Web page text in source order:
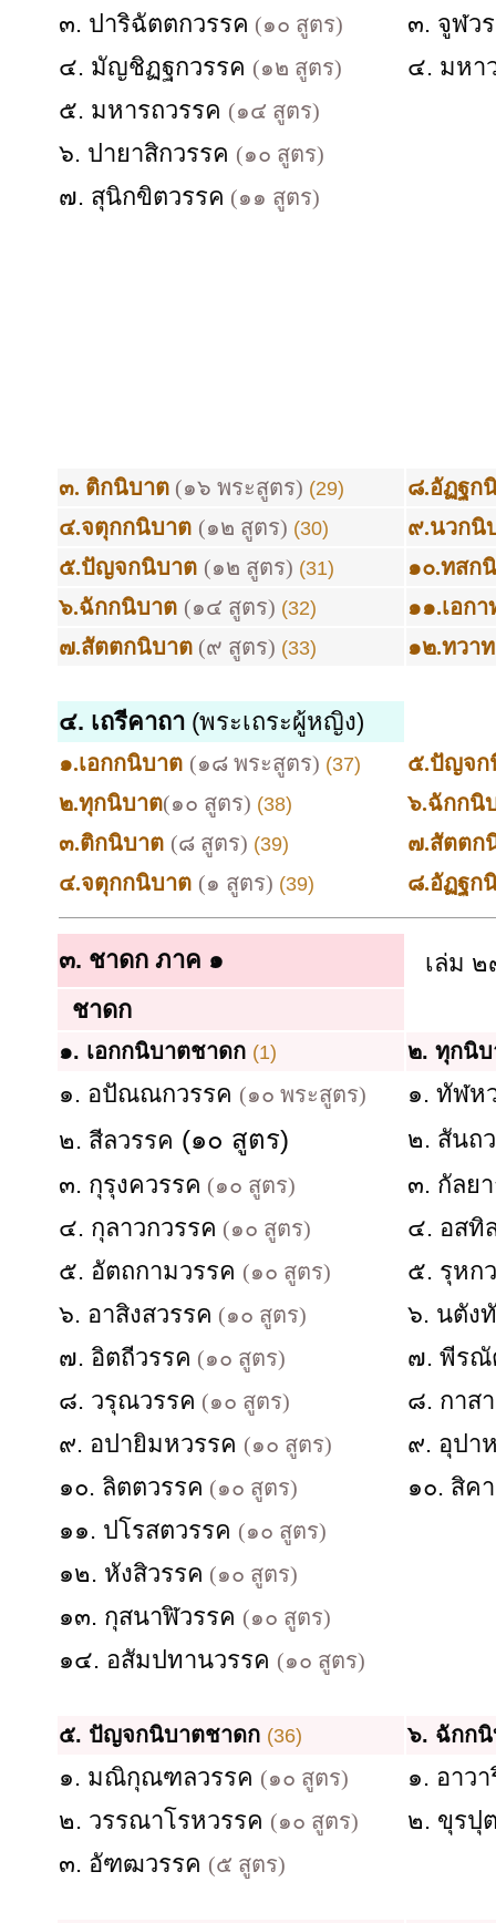
๓. ปาริฉัตตกวรรค (๑๐ สูตร)
๓. จูฬว
๔. มัญชิฏฐกวรรค (๑๒ สูตร)
๔. มหา
๕. มหารถวรรค (๑๔ สูตร)
๖. ปายาสิกวรรค (๑๐ สูตร)
๗. สุนิกขิตวรรค (๑๑ สูตร)
๓. ติกนิบาต (๑๖ พระสูตร) (29)
๘.อัฏฐก
๔.จตุกกนิบาต (๑๒ สูตร) (30)
๙.นวกนิ
๕.ปัญจกนิบาต (๑๒ สูตร) (31)
๑๐.ทสก
๖.ฉักกนิบาต (๑๔ สูตร) (32)
๑๑.เอก
๗.สัตตกนิบาต (๙ สูตร) (33) ๑๒.ทวา
๔. เถรีคาถา (พระเถระผู้หญิง)
๑.เอกกนิบาต (๑๘ พระสูตร) (37)
๕.ปัญจก
๒.ทุกนิบาต(๑๐ สูตร) (38)
๖.ฉักกนิ
๓.ติกนิบาต (๘ สูตร) (39)
๗.สัตตก
๔.จตุกกนิบาต (๑ สูตร) (39) ๘.อัฏฐก
๓. ชาดก ภาค ๑
เล่ม
ชาดก
๑. เอกกนิบาตชาดก (1) ๒. ทุกนิ
๑. อปัณณกวรรค (๑๐ พระสูตร)
๑. ทัฬห
๒. สีลวรรค (๑๐ สูตร)
๒. สันถ
๓. กุรุงควรรค (๑๐ สูตร)
๓. กัลย
๔. กุลาวกวรรค (๑๐ สูตร)
๔. อสทิ
๕. อัตถกามวรรค (๑๐ สูตร)
๕. รุหก
๖. อาสิงสวรรค (๑๐ สูตร)
๖. นตัง
๗. อิตถีวรรค (๑๐ สูตร)
๗. พีรณั
๘. วรุณวรรค (๑๐ สูตร)
๘. กาส
๙. อปายิมหวรรค (๑๐ สูตร)
๙. อุปา
๑๐. ลิตตวรรค (๑๐ สูตร)
๑๐. สิค
๑๑. ปโรสตวรรค (๑๐ สูตร)
๑๒. หังสิวรรค (๑๐ สูตร)
๑๓. กุสนาฬิวรรค (๑๐ สูตร)
๑๔. อสัมปทานวรรค (๑๐ สูตร)
๕. ปัญจกนิบาตชาดก (36) ๖. ฉักก
๑. มณิกุณฑลวรรค (๑๐ สูตร)
๑. อาว
๒. วรรณาโรหวรรค (๑๐ สูตร)
๒. ขุรปุ
๓. อัฑฒวรรค (๕ สูตร)